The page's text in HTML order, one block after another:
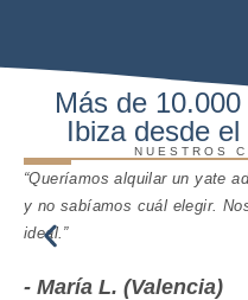
Más de
Ibiza desde
NUESTROS
“Queríamos alquilar un yate
y no sabíamos cuál elegir.
ideal.”
- María L. (Valencia)